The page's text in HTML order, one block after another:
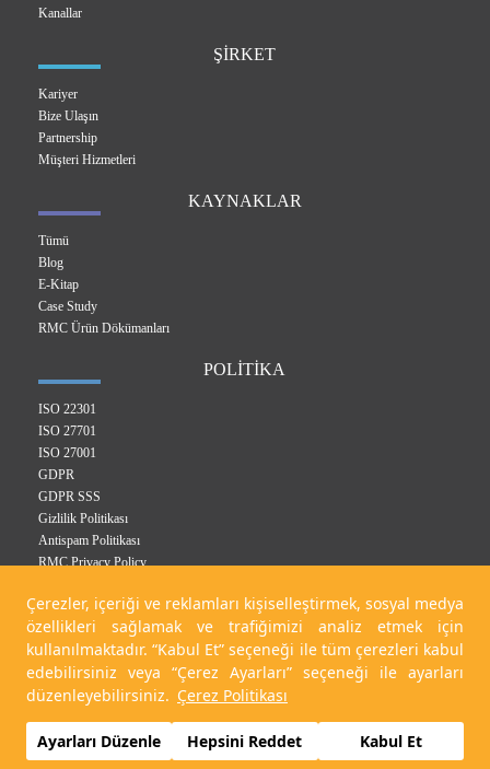
Çerezler, içeriği ve reklamları kişiselleştirmek, sosyal medya
özellikleri sağlamak ve trafiğimizi analiz etmek için
kullanılmaktadır. “Kabul Et” seçeneği ile tüm çerezleri kabul
edebilirsiniz veya “Çerez Ayarları” seçeneği ile ayarları
düzenleyebilirsiniz. Çerez Politikası
Ayarları Düzenle Hepsini Reddet Kabul Et
Kanallar
ŞİRKET
Kariyer
Bize Ulaşın
Partnership
Müşteri Hizmetleri
KAYNAKLAR
Tümü
Blog
E-Kitap
Case Study
RMC Ürün Dökümanları
POLİTİKA
ISO 22301
ISO 27701
ISO 27001
GDPR
GDPR SSS
Gizlilik Politikası
Antispam Politikası
RMC Privacy Policy
Çerez Politikası
KVKK Politikası
Related Digital 2023
Çerez Ayarlarını Düzenle